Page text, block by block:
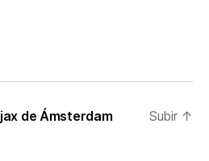
de Ámsterdam
Subir ↑